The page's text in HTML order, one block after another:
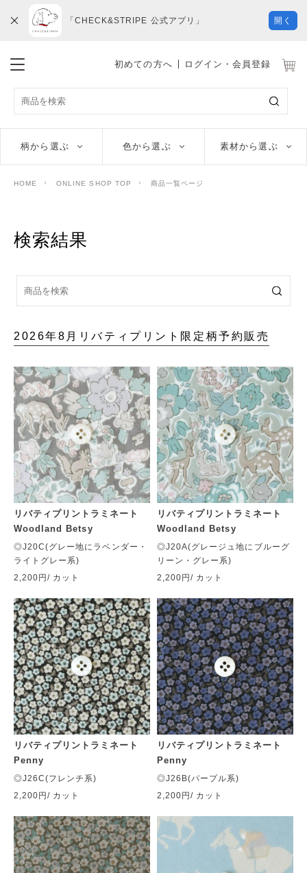
初めての方へ ログイン・会員登録
柄から選ぶ 色から選ぶ 素材から選ぶ
HOME ONLINE SHOP TOP 商品一覧ページ
検索結果
2026年8月リバティプリント限定柄予約販売
リバティプリントラミネート
Woodland Betsy
◎J20C(グレー地にラベンダー・
ライトグレー系)
2,200円/ カット
リバティプリントラミネート
Woodland Betsy
◎J20A(グレージュ地にブルーグ
リーン・グレー系)
2,200円/ カット
リバティプリントラミネート
Penny
◎J26C(フレンチ系)
2,200円/ カット
リバティプリントラミネート
Penny
◎J26B(パープル系)
2,200円/ カット
「CHECK&STRIPE 公式アプリ」 開く